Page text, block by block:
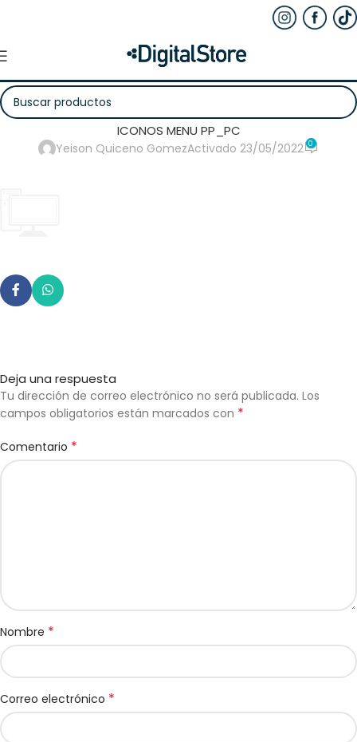
ICONOS MENU PP_PC
Yeison Quiceno GomezActivado 23/05/2022 0
Deja una respuesta
Tu dirección de correo electrónico no será publicada. Los
campos obligatorios están marcados con *
Comentario *
Nombre *
Correo electrónico *